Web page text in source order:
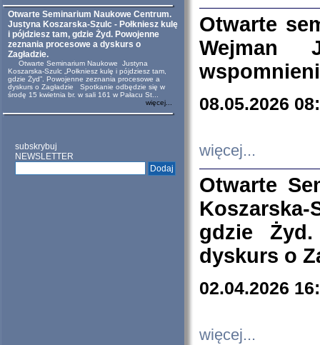
Otwarte Seminarium Naukowe Centrum.
Justyna Koszarska-Szulc - Połkniesz kulę
i pójdziesz tam, gdzie Żyd. Powojenne
zeznania procesowe a dyskurs o
Zagładzie.
Otwarte Seminarium Naukowe Justyna
Koszarska-Szulc „Połkniesz kulę i pójdziesz tam,
gdzie Żyd”. Powojenne zeznania procesowe a
dyskurs o Zagładzie Spotkanie odbędzie się w
środę 15 kwietnia br. w sali 161 w Pałacu St...
więcej...
subskrybuj
NEWSLETTER
Otwarte
Wejman
08.05.2026
więcej...
Otwarte
Koszarska-
gdzie
dyskurs o
02.04.2026
więcej...